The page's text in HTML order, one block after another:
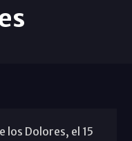
los Dolores, el 15